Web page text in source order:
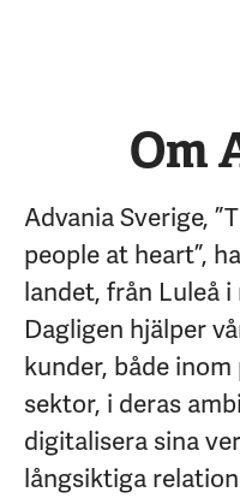
Om
Advania Sverige,
people at heart”,
landet, från Luleå
Dagligen hjälper
kunder, både
sektor, i deras
digitalisera sina
långsiktiga